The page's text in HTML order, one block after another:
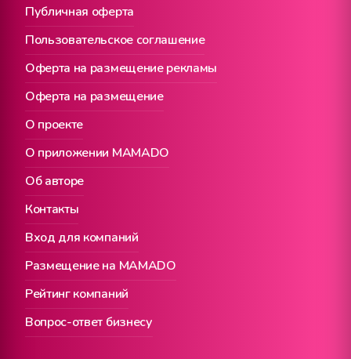
Публичная оферта
О проекте
Вход для компаний
Пользовательское соглашение
О приложении MAMADO
Размещение на MAMADO
Оферта на размещение рекламы
Об авторе
Рейтинг компаний
Оферта на размещение
Контакты
Вопрос-ответ бизнесу